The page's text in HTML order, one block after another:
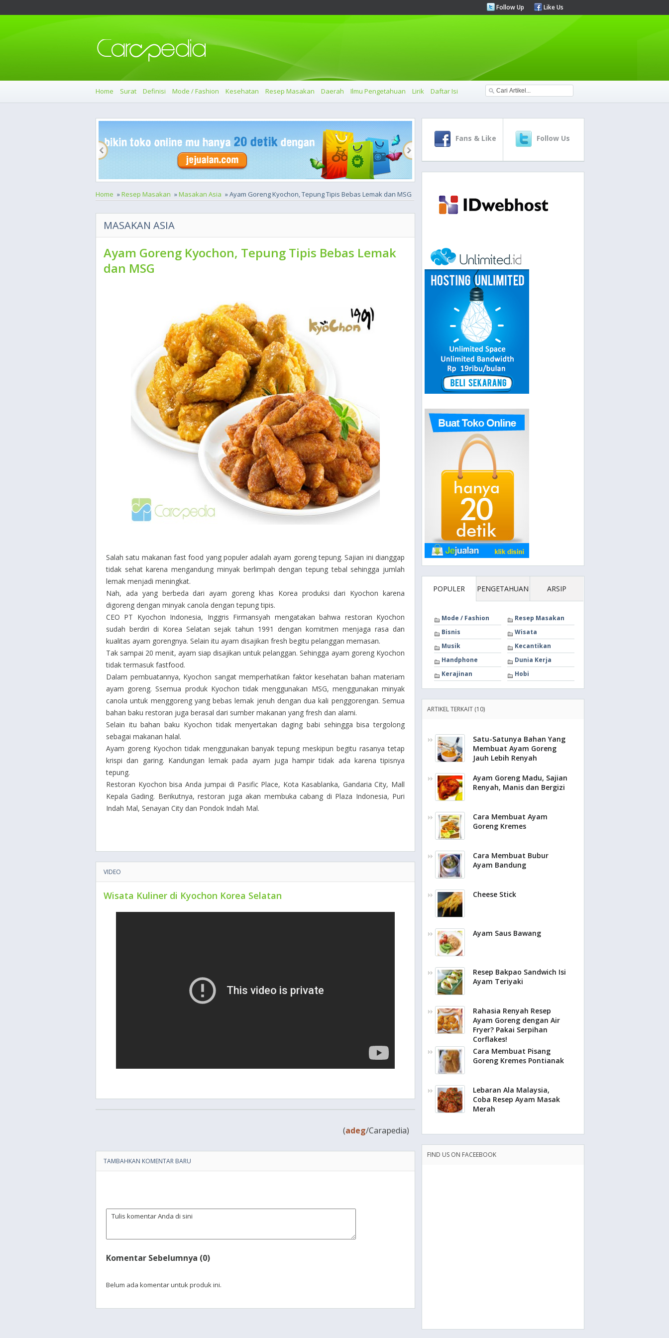
Follow Up Like Us
Home Surat Definisi Mode / Fashion Kesehatan Resep Masakan Daerah Ilmu Pengetahuan Lirik Daftar Isi
Home »Resep Masakan »Masakan Asia » Ayam Goreng Kyochon, Tepung Tipis Bebas Lemak dan MSG
MASAKAN ASIA
Ayam Goreng Kyochon, Tepung Tipis Bebas Lemak
dan MSG
Salah satu makanan fast food yang populer adalah ayam goreng tepung. Sajian ini dianggap
tidak sehat karena mengandung minyak berlimpah dengan tepung tebal sehingga jumlah
lemak menjadi meningkat.
Nah, ada yang berbeda dari ayam goreng khas Korea produksi dari Kyochon karena
digoreng dengan minyak canola dengan tepung tipis.
CEO PT Kyochon Indonesia, Inggris Firmansyah mengatakan bahwa restoran Kyochon
sudah berdiri di Korea Selatan sejak tahun 1991 dengan komitmen menjaga rasa dan
kualitas ayam gorengnya. Selain itu ayam disajikan fresh begitu pelanggan memasan.
Tak sampai 20 menit, ayam siap disajikan untuk pelanggan. Sehingga ayam goreng Kyochon
tidak termasuk fastfood.
Dalam pembuatannya, Kyochon sangat memperhatikan faktor kesehatan bahan materiam
ayam goreng. Ssemua produk Kyochon tidak menggunakan MSG, menggunakan minyak
canola untuk menggoreng yang bebas lemak jenuh dengan dua kali penggorengan. Semua
bahan baku restoran juga berasal dari sumber makanan yang fresh dan alami.
Selain itu bahan baku Kyochon tidak menyertakan daging babi sehingga bisa tergolong
sebagai makanan halal.
Ayam goreng Kyochon tidak menggunakan banyak tepung meskipun begitu rasanya tetap
krispi dan garing. Kandungan lemak pada ayam juga hampir tidak ada karena tipisnya
tepung.
Restoran Kyochon bisa Anda jumpai di Pasific Place, Kota Kasablanka, Gandaria City, Mall
Kepala Gading. Berikutnya, restoran juga akan membuka cabang di Plaza Indonesia, Puri
Indah Mal, Senayan City dan Pondok Indah Mal.
VIDEO
Wisata Kuliner di Kyochon Korea Selatan
(adeg/Carapedia)
TAMBAHKAN KOMENTAR BARU
Komentar Sebelumnya (0)
Belum ada komentar untuk produk ini.
Fans & Like Follow Us
POPULER PENGETAHUAN ARSIP
Mode / Fashion
Resep Masakan
Bisnis
Wisata
Musik
Kecantikan
Handphone
Dunia Kerja
Kerajinan
Hobi
ARTIKEL TERKAIT (10)
Satu-Satunya Bahan Yang
Membuat Ayam Goreng
Jauh Lebih Renyah
Ayam Goreng Madu, Sajian
Renyah, Manis dan Bergizi
Cara Membuat Ayam
Goreng Kremes
Cara Membuat Bubur
Ayam Bandung
Cheese Stick
Ayam Saus Bawang
Resep Bakpao Sandwich Isi
Ayam Teriyaki
Rahasia Renyah Resep
Ayam Goreng dengan Air
Fryer? Pakai Serpihan
Corflakes!
Cara Membuat Pisang
Goreng Kremes Pontianak
Lebaran Ala Malaysia,
Coba Resep Ayam Masak
Merah
FIND US ON FACEEBOOK